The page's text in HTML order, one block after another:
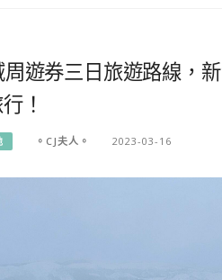
周遊券三日旅遊路線，
！
。CJ夫人。 2023-03-16